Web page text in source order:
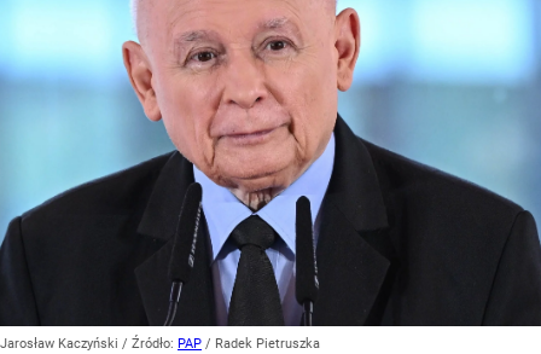
Jarosław Kaczyński / Źródło: PAP / Radek Pietruszka